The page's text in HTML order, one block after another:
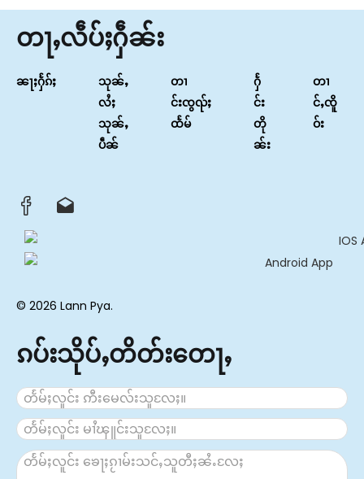
တႃႇလဵပ်ႈႁဵၼ်း
ၼႃႈႁႅၵ်ႈ
သုၼ်ႇ
လႆႈ
သုၼ်ႇ
ပဵၼ်
တၢ
င်းၸွၺ်ႈ
ထႅမ်
ႁႅ
င်း
တို
ၼ်း
တၢ
င်ႇၸိူ
ဝ်း
© 2026 Lann Pya.
ၵပ်းသိုပ်ႇတိတ်းတေႃႇ